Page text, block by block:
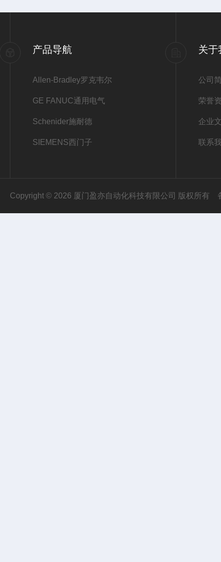
产品导航
Allen-Bradley罗克韦尔
GE FANUC通用电气
Schenider施耐德
SIEMENS西门子
关于
公司
荣誉
企业
联系
Copyright © 2026 厦门盈亦自动化科技有限公司 版权所有